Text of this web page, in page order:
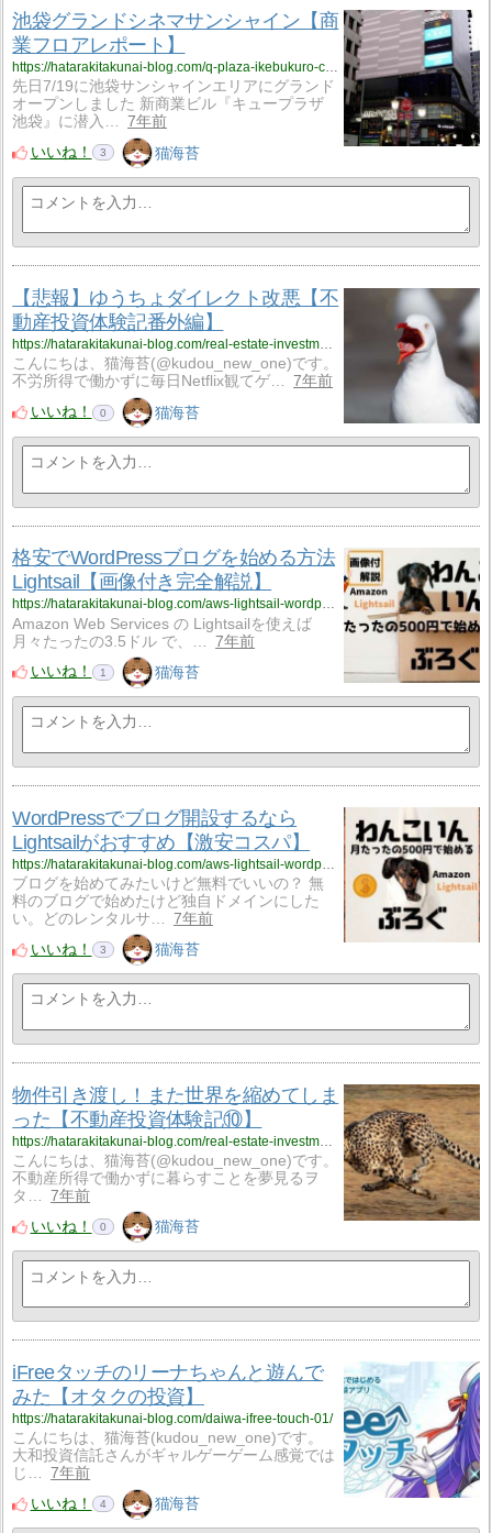
池袋グランドシネマサンシャイン【商
業フロアレポート】
https://hatarakitakunai-blog.com/q-plaza-ikebukuro-cinemasunshine-theater/
先日7/19に池袋サンシャインエリアにグランド
オープンしました 新商業ビル『キュープラザ
池袋』に潜入…
7年前
いいね！
3 猫海苔
【悲報】ゆうちょダイレクト改悪【不
動産投資体験記番外編】
https://hatarakitakunai-blog.com/real-estate-investment-exp-extra-01/
こんにちは、猫海苔(@kudou_new_one)です。
不労所得で働かずに毎日Netflix観てゲ…
7年前
いいね！
0 猫海苔
格安でWordPressブログを始める方法
Lightsail【画像付き完全解説】
https://hatarakitakunai-blog.com/aws-lightsail-wordpress-tutorial-01/
Amazon Web Services の Lightsailを使えば
月々たったの3.5ドル で、…
7年前
いいね！
1 猫海苔
WordPressでブログ開設するなら
Lightsailがおすすめ【激安コスパ】
ブログを始めてみたいけど無料でいいの？ 無
料のブログで始めたけど独自ドメインにした
い。どのレンタルサ…
7年前
いいね！
3 猫海苔
物件引き渡し！また世界を縮めてしま
った【不動産投資体験記⑩】
こんにちは、猫海苔(@kudou_new_one)です。
不動産所得で働かずに暮らすことを夢見るヲ
タ…
7年前
いいね！
0 猫海苔
iFreeタッチのリーナちゃんと遊んで
みた【オタクの投資】
https://hatarakitakunai-blog.com/daiwa-ifree-touch-01/
こんにちは、猫海苔(kudou_new_one)です。
大和投資信託さんがギャルゲーゲーム感覚では
じ…
7年前
いいね！
4 猫海苔